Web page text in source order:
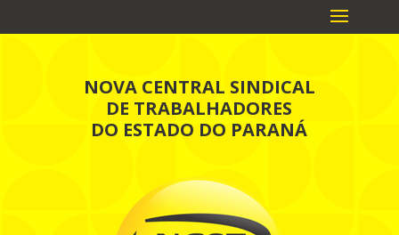
NOVA CENTRAL SINDICAL
DE TRABALHADORES
DO ESTADO DO PARANÁ